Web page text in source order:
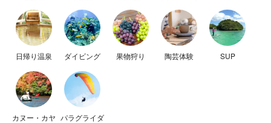
日帰り温泉 ダイビング 果物狩り 陶芸体験 SUP
カヌー・カヤ パラグライダ